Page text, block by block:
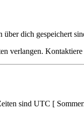
dich gespeichert
verlangen.
sind UTC [